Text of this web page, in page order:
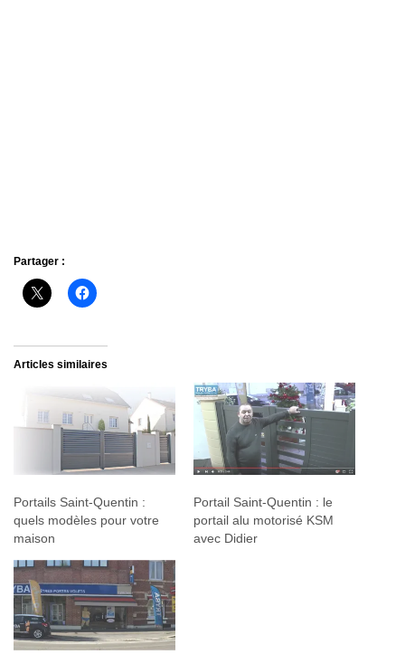
Partager :
Articles similaires
Portails Saint-Quentin :
quels modèles pour votre
maison
Portail Saint-Quentin : le
portail alu motorisé KSM
avec Didier